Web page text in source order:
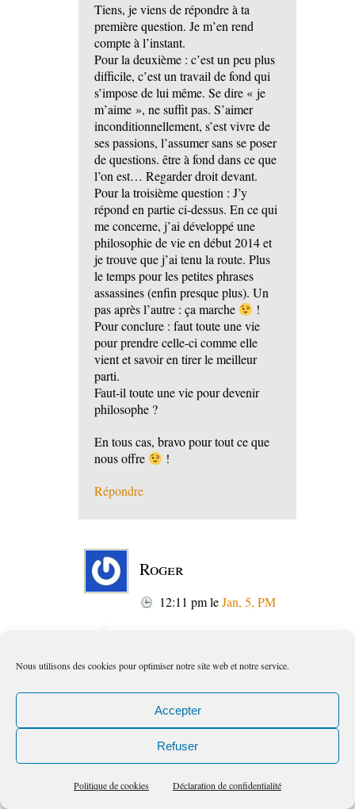
Nous utilisons des cookies pour optimiser notre site web et notre service.
Accepter
Refuser
Politique de cookies Déclaration de confidentialité
Tiens, je viens de répondre à ta
première question. Je m’en rend
compte à l’instant.
Pour la deuxième : c’est un peu plus
difficile, c’est un travail de fond qui
s’impose de lui même. Se dire « je
m’aime », ne suffit pas. S’aimer
inconditionnellement, s’est vivre de
ses passions, l’assumer sans se poser
de questions. être à fond dans ce que
l’on est… Regarder droit devant.
Pour la troisième question : J’y
répond en partie ci-dessus. En ce qui
me concerne, j’ai développé une
philosophie de vie en début 2014 et
je trouve que j’ai tenu la route. Plus
le temps pour les petites phrases
assassines (enfin presque plus). Un
pas après l’autre : ça marche
!
Pour conclure : faut toute une vie
pour prendre celle-ci comme elle
vient et savoir en tirer le meilleur
parti.
Faut-il toute une vie pour devenir
philosophe ?
En tous cas, bravo pour tout ce que
nous offre
!
Répondre
Roger
12:11 pmleJan, 5, PM
Bonjour Sylviane, De retour d’un
mes mails qui m’attendaient. Avant
toute chose je vous souhaite une
excellente Année 2015 remplie de
petits bonheurs.
Comme je suis joueur et que
j’épluche chaque mail de votre part je
tente mes réponses sous forme d’un